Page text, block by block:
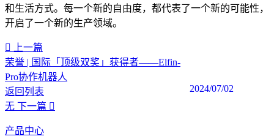
和生活方式。每一个新的自由度，都代表了一个新的可能性，
开启了一个新的生产领域。
上一篇
荣誉 | 国际「顶级双奖」获得者——Elfin-
Pro协作机器人
2024/07/02
返回列表
无 下一篇
产品中心